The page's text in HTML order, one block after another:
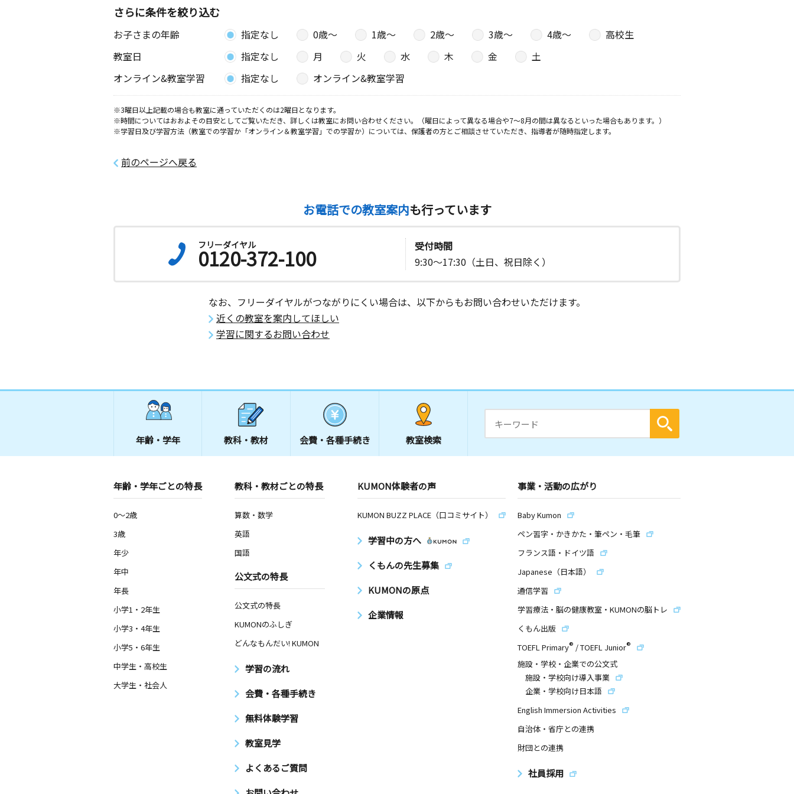
さらに条件を絞り込む
お子さまの年齢 指定なし 0歳〜 1歳〜 2歳〜 3歳〜 4歳〜
高校生
教室日
指定なし 月 火 水 木 金
土
オンライン&教室学習
指定なし オンライン&教室学習
※3曜日以上記載の場合も教室に通っていただくのは2曜日となります。
※時間についてはおおよその目安としてご覧いただき、詳しくは教室にお問い合わせください。（曜日によって異なる場合や7～8月の間は異なるといった場合もあります。）
※学習日及び学習方法（教室での学習か「オンライン＆教室学習」での学習か）については、保護者の方とご相談させていただき、指導者が随時指定します。
前のページへ戻る
お電話での教室案内も行っています
フリーダイヤル
0120-372-100
受付時間
9:30～17:30（土日、祝日除く）
なお、フリーダイヤルがつながりにくい場合は、以下からもお問い合わせいただけます。
近くの教室を案内してほしい
学習に関するお問い合わせ
年齢・学年 教科・教材 会費・ 各種手続き 教室検索
年齢・学年ごとの特長
0～2歳
3歳
年少
年中
年長
小学1・2年生
小学3・4年生
小学5・6年生
中学生・高校生
大学生・社会人
教科・教材ごとの特長
算数・数学
英語
国語
公文式の特長
公文式の特長
KUMONのふしぎ
どんなもんだい! KUMON
学習の流れ
会費・各種手続き
無料体験学習
教室見学
よくあるご質問
KUMON体験者の声
KUMON BUZZ PLACE（口コミサイト）
学習中の方へ
くもんの先生募集
KUMONの原点
企業情報
事業・活動の広がり
Baby Kumon
ペン習字・かきかた・筆ペン・毛筆
フランス語・ドイツ語
Japanese（日本語）
通信学習
学習療法・脳の健康教室・KUMONの脳トレ
くもん出版
TOEFL Primary® /TOEFL Junior®
施設・学校・企業での公文式
施設・学校向け導入事業
企業・学校向け日本語
English Immersion Activities
自治体・省庁との連携
財団との連携
社員採用